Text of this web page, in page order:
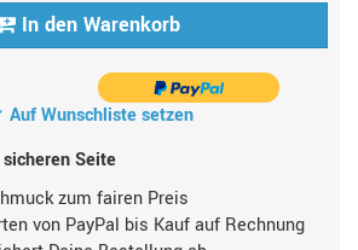
In den Warenkorb
Auf Wunschliste setzen
Seite
zum fairen Preis
von PayPal bis Kauf auf Rechnung